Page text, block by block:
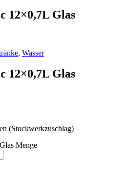
12×0,7L Glas
, Wasser
12×0,7L Glas
(Stockwerkzuschlag)
Menge